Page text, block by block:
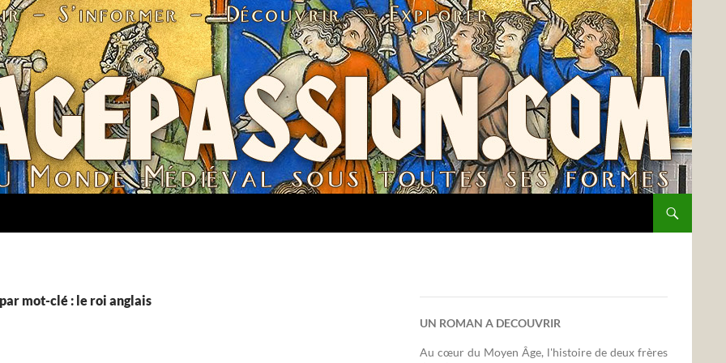
mot-clé : le roi anglais
UN ROMAN A DECOUVRIR
Au cœur du Moyen Âge, l'histoire de deux frères